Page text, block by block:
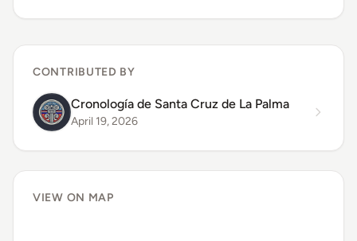
CONTRIBUTED BY
Cronología de Santa Cruz de La Palma
April 19, 2026
VIEW ON MAP